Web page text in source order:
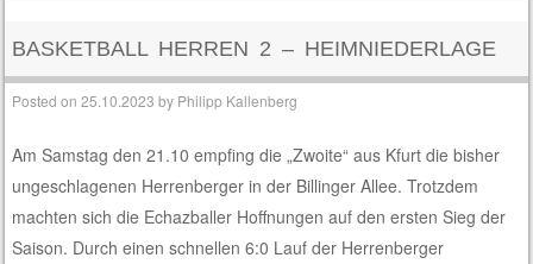
BASKETBALL HERREN 2 – HEIMNIEDERLAGE
Posted on25.10.2023 by Philipp Kallenberg
Am Samstag den 21.10 empfing die „Zwoite“ aus Kfurt die bisher
ungeschlagenen Herrenberger in der Billinger Allee. Trotzdem
machten sich die Echazballer Hoffnungen auf den ersten Sieg der
Saison. Durch einen schnellen 6:0 Lauf der Herrenberger